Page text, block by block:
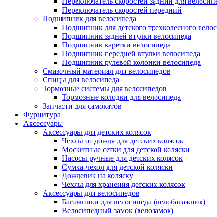
Переключатель скоростей передний
Подшипник для велосипеда
Подшипник для детского трехколесного
Подшипник задней втулки велосипеда
Подшипник каретки велосипеда
Подшипник передней втулки велосипеда
Подшипник рулевой колонки велосипеда
Смазочный материал для велосипедов
Спицы для велосипеда
Тормозные системы для велосипедов
Тормозные колодки для велосипеда
Запчасти для самокатов
Фурнитура
Аксессуары
Аксессуары для детских колясок
Чехлы от дождя для детских колясок
Москитные сетки для детской коляски
Насосы ручные для детских колясок
Сумка-чехол для детской коляски
Дождевик на коляску
Чехлы для хранения детских колясок
Аксессуары для велосипедов
Багажники для велосипеда (велобагажник)
Велосипедный замок (велозамок)